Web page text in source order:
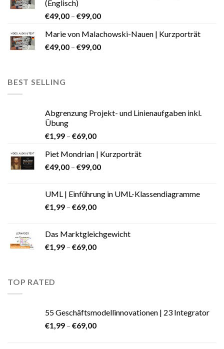
(Englisch)
€49,00 – €99,00
Marie von Malachowski-Nauen | Kurzporträt
€49,00 – €99,00
BEST SELLING
Abgrenzung Projekt- und Linienaufgaben inkl.
Übung
€1,99 – €69,00
Piet Mondrian | Kurzporträt
€49,00 – €99,00
UML | Einführung in UML-Klassendiagramme
€1,99 – €69,00
Das Marktgleichgewicht
€1,99 – €69,00
TOP RATED
55 Geschäftsmodellinnovationen | 23 Integrator
€1,99 – €69,00